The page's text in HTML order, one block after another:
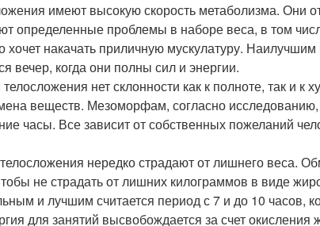
имеют высокую скорость метаболизма. Они
определенные проблемы в наборе веса, в том
хочет накачать приличную мускулатуру.
вечер, когда они полны сил и энергии.
нет склонности как к полноте, так и к
веществ. Мезоморфам, согласно
часы. Все зависит от собственных пожеланий
нередко страдают от лишнего веса.
не страдать от лишних килограммов в виде
и лучшим считается период с 7 и до 10 часов,
для занятий высвобождается за счет окисления